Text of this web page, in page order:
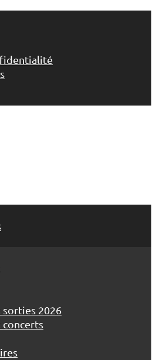
sorties 2026
concerts